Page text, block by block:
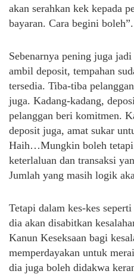
akan serahkan kek kepada
bayaran. Cara begini boleh”.
Sebenarnya pening juga
ambil deposit, tempahan
tersedia. Tiba-tiba
juga. Kadang-kadang,
pelanggan beri komitmen.
deposit juga, amat sukar
Haih…Mungkin boleh
keterlaluan dan transaksi
Jumlah yang masih logik
Tetapi dalam kes-kes
dia akan disabitkan
Kanun Keseksaan bagi
memperdayakan untuk
dia juga boleh didakwa